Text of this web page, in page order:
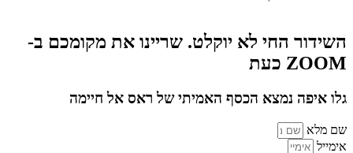
השידור החי לא יוקלט. שריינו את מקומכם ב-
ZOOM כעת
גלו איפה נמצא הכסף האמיתי של ראס אל חיימה
שם מלא
אימייל